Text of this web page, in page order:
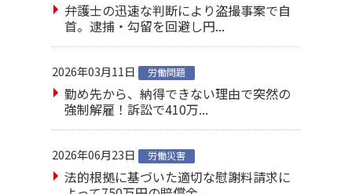
弁護士の迅速な判断により盗撮事案で自
首。逮捕・勾留を回避し円...
2026年03月11日 労働問題
勤め先から、納得できない理由で突然の
強制解雇！訴訟で410万...
2026年06月23日 労働災害
法的根拠に基づいた適切な慰謝料請求に